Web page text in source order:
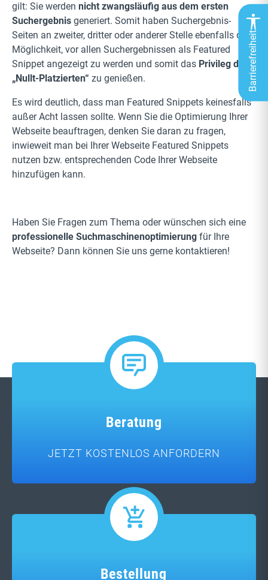
gilt: Sie werden nicht zwangsläufig aus dem ersten
Suchergebnis generiert. Somit haben Suchergebnis-
Seiten an zweiter, dritter oder anderer Stelle ebenfalls die
Möglichkeit, vor allen Suchergebnissen als Featured
Snippet angezeigt zu werden und somit das Privileg des
„Nullt-Platzierten“ zu genießen.
Es wird deutlich, dass man Featured Snippets keinesfalls
außer Acht lassen sollte. Wenn Sie die Optimierung Ihrer
Webseite beauftragen, denken Sie daran zu fragen,
inwieweit man bei Ihrer Webseite Featured Snippets
nutzen bzw. entsprechenden Code Ihrer Webseite
hinzufügen kann.
Haben Sie Fragen zum Thema oder wünschen sich eine
professionelle Suchmaschinenoptimierung für Ihre
Webseite? Dann können Sie uns gerne kontaktieren!
Beratung
JETZT KOSTENLOS ANFORDERN
Bestellung
Barrierefreiheit